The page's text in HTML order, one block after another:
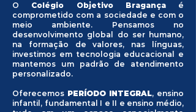
O Colégio Objetivo Bragançaé
comprometido com a sociedade e com o
meio ambiente. Pensamos no
desenvolvimento global do ser humano,
na formação de valores, nas línguas,
investimos em tecnologia educacional e
mantemos um padrão de atendimento
personalizado.
Oferecemos PERÍODO INTEGRAL, ensino
infantil, fundamental I e II e ensino médio,